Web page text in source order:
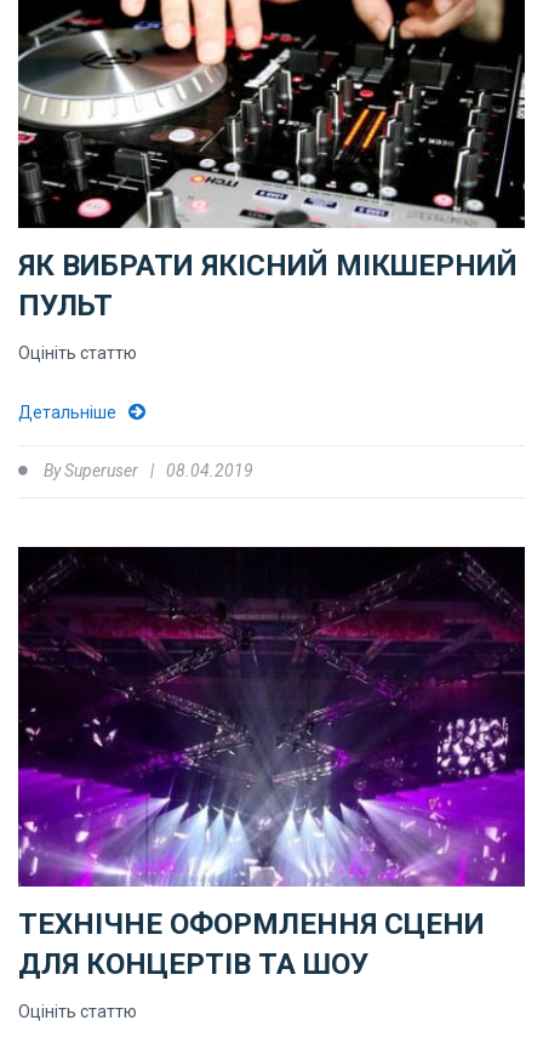
ЯК ВИБРАТИ ЯКІСНИЙ МІКШЕРНИЙ
ПУЛЬТ
Оцініть статтю
Детальніше
BySuperuser 08.04.2019
ТЕХНІЧНЕ ОФОРМЛЕННЯ СЦЕНИ
ДЛЯ КОНЦЕРТІВ ТА ШОУ
Оцініть статтю